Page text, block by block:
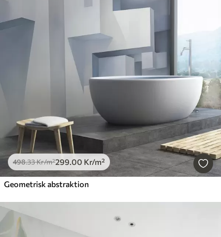
498.33Kr/m²299.00 Kr/m²
Geometrisk abstraktion